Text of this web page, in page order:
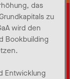
das
zu
wird den
Bookbuilding
Entwicklung